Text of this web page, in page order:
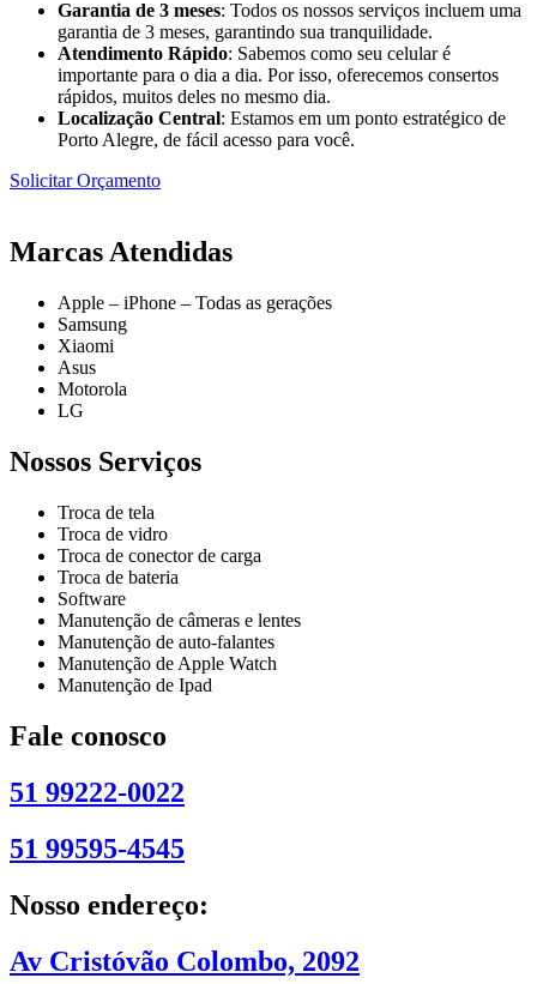
Garantia de 3 meses: Todos os nossos serviços incluem uma
garantia de 3 meses, garantindo sua tranquilidade.
Atendimento Rápido: Sabemos como seu celular é
importante para o dia a dia. Por isso, oferecemos consertos
rápidos, muitos deles no mesmo dia.
Localização Central: Estamos em um ponto estratégico de
Porto Alegre, de fácil acesso para você.
Solicitar Orçamento
Marcas Atendidas
Apple – iPhone – Todas as gerações
Samsung
Xiaomi
Asus
Motorola
LG
Nossos Serviços
Troca de tela
Troca de vidro
Troca de conector de carga
Troca de bateria
Software
Manutenção de câmeras e lentes
Manutenção de auto-falantes
Manutenção de Apple Watch
Manutenção de Ipad
Fale conosco
51 99222-0022
51 99595-4545
Nosso endereço:
Av Cristóvão Colombo, 2092